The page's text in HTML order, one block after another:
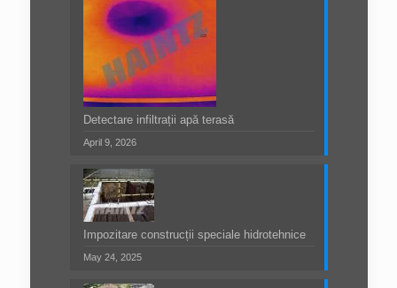
Detectare infiltrații apă terasă
April 9, 2026
Impozitare construcții speciale hidrotehnice
May 24, 2025